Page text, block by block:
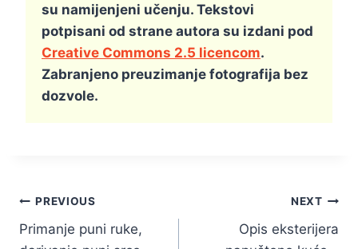
su namijenjeni učenju. Tekstovi
potpisani od strane autora su izdani pod
Creative Commons 2.5 licencom.
Zabranjeno preuzimanje fotografija bez
dozvole.
Kretanje
članka
PREVIOUS
Primanje puni ruke,
NEXT
Opis eksterijera